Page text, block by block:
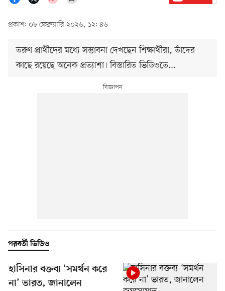
প্রকাশ: ০৮ ফেব্রুয়ারি ২০২৬, ১২: ৪৬
তরুণ প্রার্থীদের মধ্যে সম্ভাবনা দেখছেন শিক্ষার্থীরা, তাঁদের
কাছে রয়েছে অনেক প্রত্যাশা। বিস্তারিত ভিডিওতে...
পরবর্তী ভিডিও
হাসিনার বক্তব্য ‘সমর্থন করে
না’ ভারত, জানালেন